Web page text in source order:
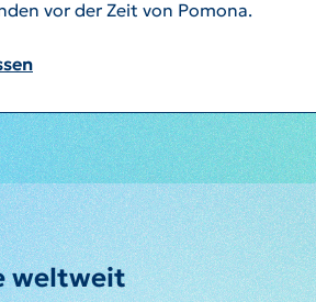
vor der Zeit von Pomona.
weltweit